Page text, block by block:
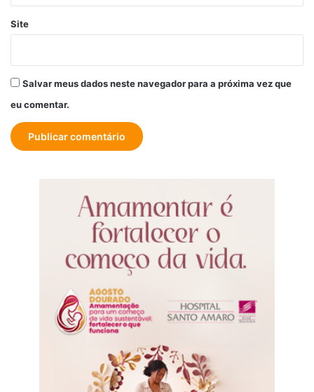
Site
Salvar meus dados neste navegador para a próxima vez que
eu comentar.